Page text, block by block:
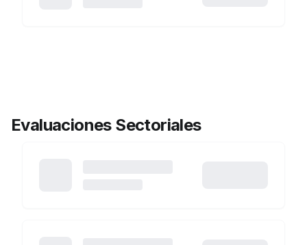
Evaluaciones Sectoriales